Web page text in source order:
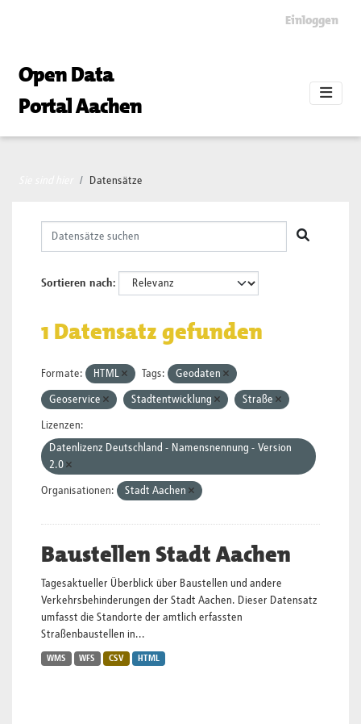
Einloggen
Open Data
Portal Aachen
Datensätze
Sortieren nach
1 Datensatz gefunden
Formate: HTML Tags: Geodaten
Geoservice Stadtentwicklung Straße
Lizenzen:
Datenlizenz Deutschland - Namensnennung - Version
2.0
Organisationen: Stadt Aachen
Baustellen Stadt Aachen
Tagesaktueller Überblick über Baustellen und andere
Verkehrsbehinderungen der Stadt Aachen. Dieser Datensatz
umfasst die Standorte der amtlich erfassten
Straßenbaustellen in...
WMS WFS CSV HTML